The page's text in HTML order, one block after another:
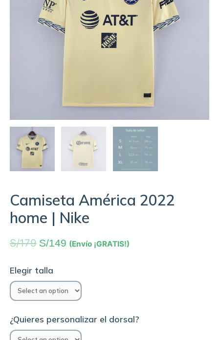
Camiseta América 2022
home | Nike
S/179 S/149 (Envío ¡GRATIS!)
Elegir talla
¿Quieres personalizar el dorsal?